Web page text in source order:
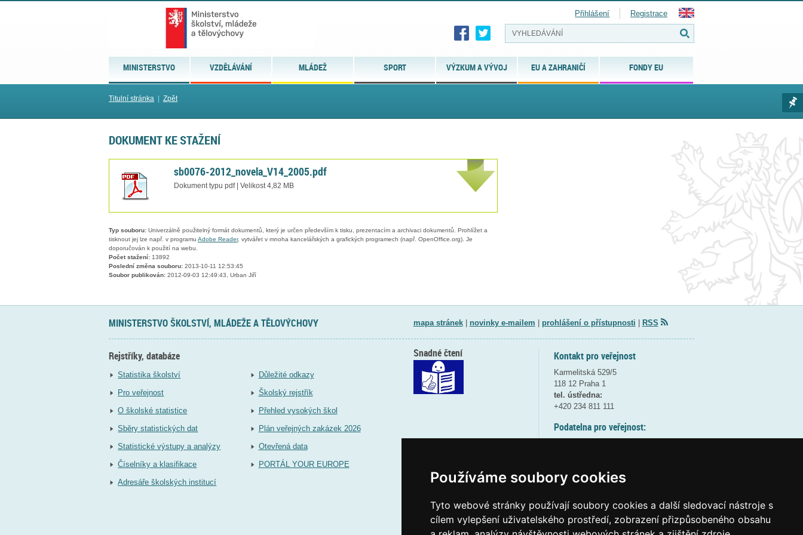
Používáme soubory cookies
Tyto webové stránky používají soubory cookies a další sledovací nástroje s
cílem vylepšení uživatelského prostředí, zobrazení přizpůsobeného obsahu
MINISTERSTVO VZDĚLÁVÁNÍ MLÁDEŽ SPORT VÝZKUM A VÝVOJ EU A ZAHRANIČÍ FONDY EU
Přihlášení Registrace
Titulní stránka Zpět
DOKUMENT KE STAŽENÍ
sb0076-2012_novela_V14_2005.pdf
Dokument typu pdf | Velikost 4,82 MB
Typ souboru: Univerzálně použitelný formát dokumentů, který je určen především k tisku, prezentacím a archivaci dokumentů. Prohlížet a
tisknout jej lze např. v programu Adobe Reader, vytvářet v mnoha kancelářských a grafických programech (např. OpenOffice.org). Je
doporučován k použití na webu.
Počet stažení: 13892
Poslední změna souboru: 2013-10-11 12:53:45
Soubor publikován: 2012-09-03 12:49:43, Urban Jiří
MINISTERSTVO ŠKOLSTVÍ, MLÁDEŽE A TĚLOVÝCHOVY mapa stránek| novinky e-mailem prohlášení o přístupnosti RSS
Rejstříky, databáze
Statistika školství
Pro veřejnost
O školské statistice
Sběry statistických dat
Statistické výstupy a analýzy
Číselníky a klasifikace
Adresáře školských institucí
Důležité odkazy
Školský rejstřík
Přehled vysokých škol
Plán veřejných zakázek 2026
Otevřená data
PORTÁL YOUR EUROPE
Kontakt pro veřejnost
Karmelitská 529/5
118 12 Praha 1
tel. ústředna:
+420 234 811 111
Podatelna pro veřejnost:
(více informací
Elektronická podatelna:
Snadné čtení